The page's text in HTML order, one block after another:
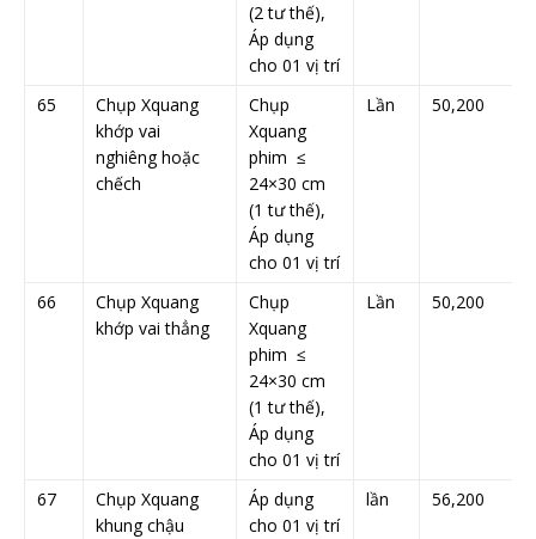
(2 tư thế),
Áp dụng
cho 01 vị trí
65
Chụp Xquang
khớp vai
nghiêng hoặc
chếch
Chụp
Xquang
phim ≤
24×30 cm
(1 tư thế),
Áp dụng
cho 01 vị trí
Lần 50,200
66
Chụp Xquang
khớp vai thẳng
Chụp
Xquang
phim ≤
24×30 cm
(1 tư thế),
Áp dụng
cho 01 vị trí
Lần 50,200
67
Chụp Xquang
khung chậu
Áp dụng
cho 01 vị trí
lần 56,200